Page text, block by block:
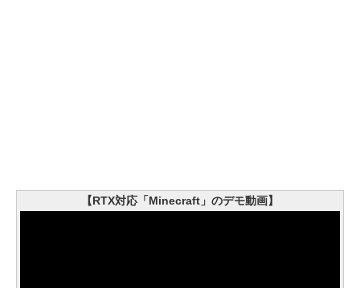
【RTX対応「Minecraft」のデモ動画】